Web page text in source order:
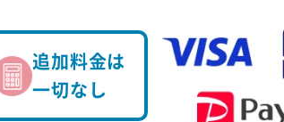
追加料金は
一切なし